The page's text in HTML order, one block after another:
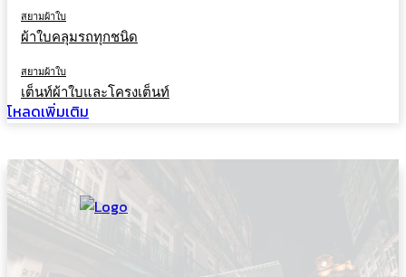
สยามผ้าใบ
ผ้าใบคลุมรถทุกชนิด
สยามผ้าใบ
เต็นท์ผ้าใบและโครงเต็นท์
โหลดเพิ่มเติม